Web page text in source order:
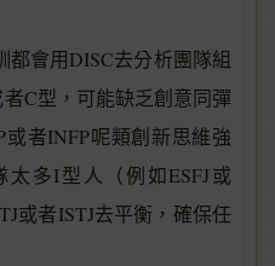
都會用DISC去分析團隊組
C型，可能缺乏創意同彈
者INFP呢類創新思維強
多I型人（例如ESFJ或
或者ISTJ去平衡，確保任